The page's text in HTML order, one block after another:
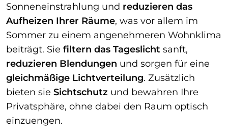
Sonneneinstrahlung und reduzieren das
Aufheizen Ihrer Räume, was vor allem im
Sommer zu einem angenehmeren Wohnklima
beiträgt. Sie filtern das Tageslicht sanft,
reduzieren Blendungen und sorgen für eine
gleichmäßige Lichtverteilung. Zusätzlich
bieten sie Sichtschutz und bewahren Ihre
Privatsphäre, ohne dabei den Raum optisch
einzuengen.